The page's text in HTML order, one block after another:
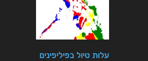
עלות טיול בפיליפינים